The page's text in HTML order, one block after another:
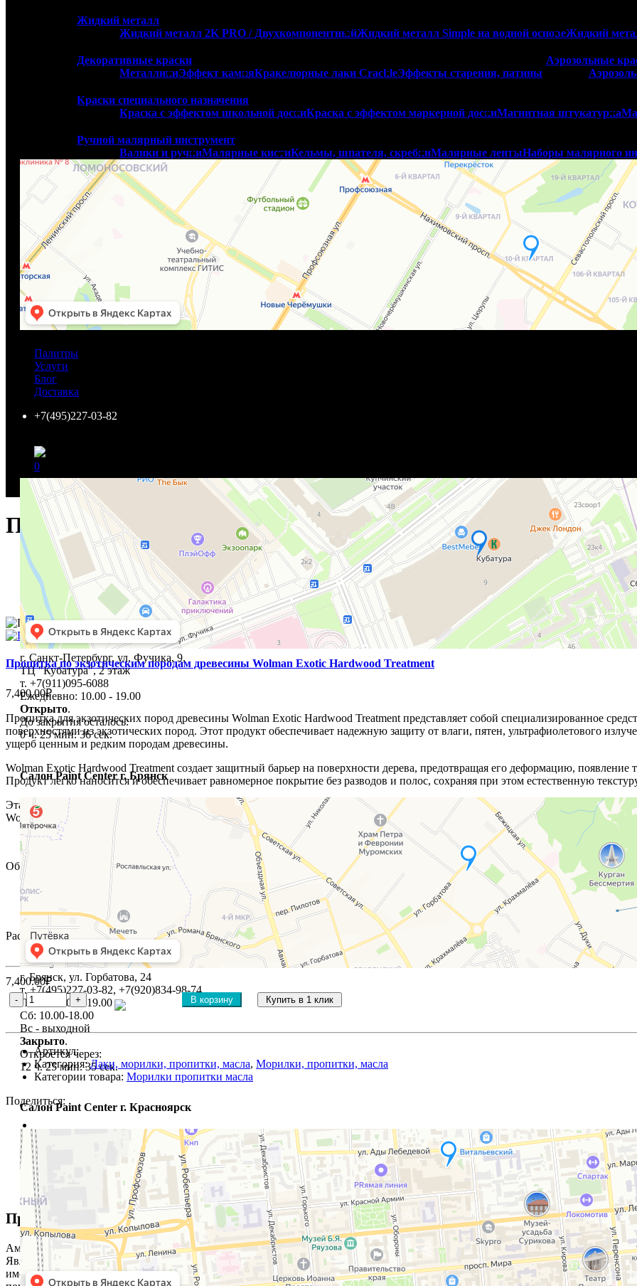
т. +7(495)227-03-82
Вс - выходной
11 ч. 25 мин. 34 сек.
Салон Paint Center Экспострой
ЦДиИ "Экспострой" пав. 3, стенд 61
т. +7(495)142-0382
Ежедневно: 10.00 - 20.00
Закрыто.
12 ч. 25 мин. 34 сек.
Салон Paint Center Санкт-Петербург
г. Санкт-Петербург, ул. Фучика, 9,
ТЦ "Кубатура", 2 этаж
т. +7(911)095-6088
Ежедневно: 10.00 - 19.00
Открыто.
До закрытия осталось:
0 ч. 25 мин. 35 сек.
Салон Paint Center г. Брянск
г. Брянск, ул. Горбатова, 24
т. +7(495)227-03-82, +7(920)834-98-74
Пн-Пт: 9.00 - 19.00
Сб: 10.00-18.00
Вс - выходной
Закрыто.
Откроется через:
12 ч. 25 мин. 34 сек.
Салон Paint Center г. Красноярск
Жидкий металл
Жидкий металл 2K PRO / ДвухкомпонентныйЖидкий металл Simple на водной основеЖидкий
Декоративные краски
МеталликиЭффект камняКракелюрные лаки CrackleЭффекты старения, патины
Аэрозольные
Краски специального назначения
Краска с эффектом школьной доскиКраска с эффектом маркерной доскиМагнитная штукатурка
Ручной малярный инструмент
Валики и ручкиМалярные кистиКельмы, шпателя, скребкиМалярные лентыНаборы малярного
Универсальные краски
Грунты для стен и потолков
Акриловый укрывной грунтГрунт глубокого проникновения
Профессиональные герметики
Фасадный герметик
Герметик для внутренних работ
Затирки
Цементные затирки
Колеровочное оборудование
Шейкер вибрационный
Ручной дозатор Автоматический дозатор Цветовые веера, каталоги цветов
Распродажа
Готовый цветРаспродажа краскиРаспродажа декоративной штукатурки
Палитры
Услуги
Блог
Доставка
+7(495)227-03-82
0
Ваша корзина пуста!
Пропитка по экзотическим породам древесины Wolman
Главная
Товары
Лаки, морилки, пропитки, масла
Пропитка по экзотическим породам древесины Wolman Exotic Hardwood Treatment
Пропитка по экзотическим породам древесины Wolman Exotic Hardwood Treatment
7,400.00₽
Пропитка для экзотических пород древесины Wolman Exotic Hardwood Treatment представляет собой специализированное
поверхностями из экзотических пород. Этот продукт обеспечивает надежную защиту от влаги, пятен, ультрафиолетового
ущерб ценным и редким породам древесины.
Wolman Exotic Hardwood Treatment создает защитный барьер на поверхности дерева, предотвращая его деформацию,
Продукт легко наносится и обеспечивает равномерное покрытие без разводов и полос, сохраняя при этом естественную
Эта пропитка идеально подходит для экзотических пород древесины, таких как мербау, ипе, тигровое дерево и другие,
Wolman Exotic Hardwood Treatment является надежным выбором для тех, кто ценит качество и долговечность в защите
Объем
Расход на50кв. м.
7,400.00₽
В корзину Купить в 1 клик
Артикул:
Категория:Лаки, морилки, пропитки, масла, Морилки, пропитки, масла
Категории товара: Морилки пропитки масла
Поделиться:
Описание
Отзывы (0)
Пропитка по экзотическим породам древесины Wolman Exotic Hardwood Treatment.
Американская пропитка гарантировано защитит редкие породы древесины от губительного воздействия внешних
Является отличной защитой от появления грибка и плесени. В своем составе содержит УФ фильтра, которые препятствуют
имеет короткий срок высыхания, ложится равномерным слоем, имеет матовую степень блеска. Пропитка EHT от Wolman